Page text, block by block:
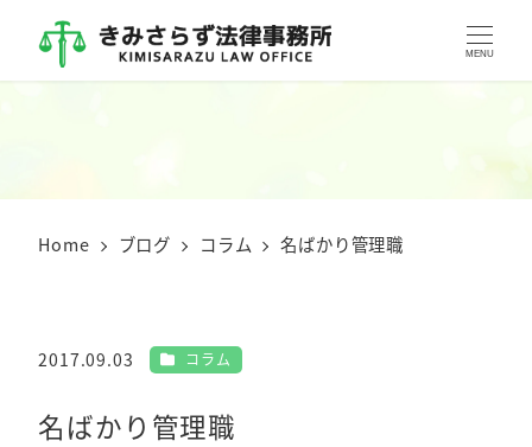
MENU
Home ブログ コラム 名ばかり管理職
名ばかり管理職
投稿日
2017.09.03 カテゴリー
コラム